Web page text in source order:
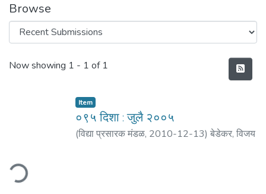
Browse
Recent Submissions
Now showing 1 - 1 of 1
Item
०९५ दिशा : जुलै २००५
(विद्या प्रसारक मंडळ, 2010-12-13) बेडेकर, विजय